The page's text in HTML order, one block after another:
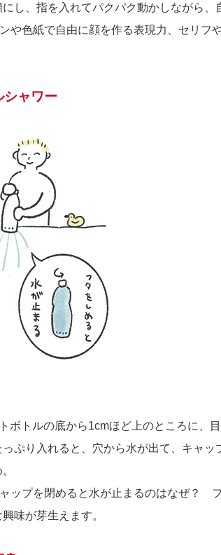
し、指を入れてパクパク動かしながら、
や色紙で自由に顔を作る表現力、セリフ
シャワー
ボトルの底から1cmほど上のところに、
っぷり入れると、穴から水が出て、キャ
ップを閉めると水が止まるのはなぜ？
味が芽生えます。